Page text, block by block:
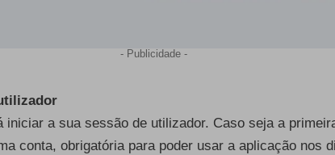
- Publicidade -
iniciar a sua sessão de utilizador. Caso seja a
conta, obrigatória para poder usar a aplicação nos